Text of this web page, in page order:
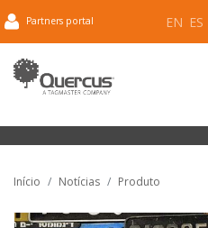
Partners portal EN ES
Início Notícias Produto